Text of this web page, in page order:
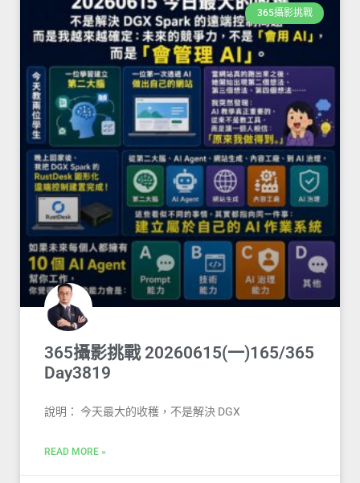
365攝影挑戰
365攝影挑戰 20260615(一)165/365
Day3819
說明： 今天最大的收穫，不是解決 DGX
READ MORE »